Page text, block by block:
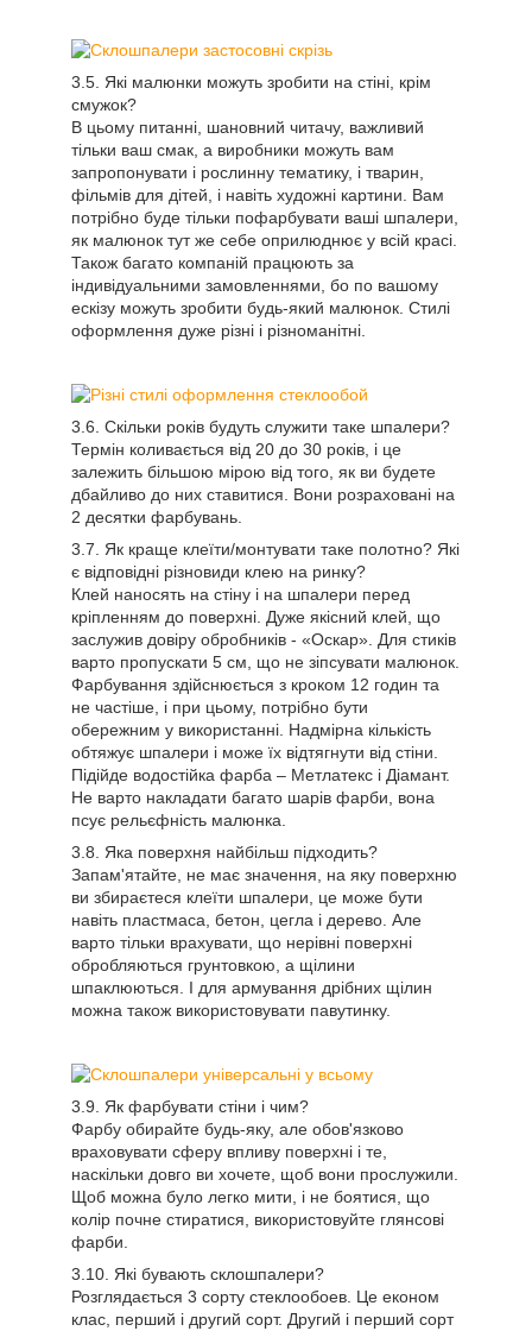
Які малюнки можуть зробити на стіні, крім
смужок?
В цьому питанні, шановний читачу, важливий
тільки ваш смак, а виробники можуть вам
запропонувати і рослинну тематику, і тварин,
фільмів для дітей, і навіть художні картини. Вам
потрібно буде тільки пофарбувати ваші шпалери,
як малюнок тут же себе оприлюднює у всій красі.
Також багато компаній працюють за
індивідуальними замовленнями, бо по вашому
ескізу можуть зробити будь-який малюнок. Стилі
оформлення дуже різні і різноманітні.
Скільки років будуть служити таке шпалери?
Термін коливається від 20 до 30 років, і це
залежить більшою мірою від того, як ви будете
дбайливо до них ставитися. Вони розраховані на
2 десятки фарбувань.
Як краще клеїти/монтувати таке полотно? Які
є відповідні різновиди клею на ринку?
Клей наносять на стіну і на шпалери перед
кріпленням до поверхні. Дуже якісний клей, що
заслужив довіру обробників - «Оскар». Для стиків
варто пропускати 5 см, що не зіпсувати малюнок.
Фарбування здійснюється з кроком 12 годин та
не частіше, і при цьому, потрібно бути
обережним у використанні. Надмірна кількість
обтяжує шпалери і може їх відтягнути від стіни.
Підійде водостійка фарба – Метлатекс і Діамант.
Не варто накладати багато шарів фарби, вона
псує рельєфність малюнка.
Яка поверхня найбільш підходить?
Запам'ятайте, не має значення, на яку поверхню
ви збираєтеся клеїти шпалери, це може бути
навіть пластмаса, бетон, цегла і дерево. Але
варто тільки врахувати, що нерівні поверхні
обробляються грунтовкою, а щілини
шпаклюються. І для армування дрібних щілин
можна також використовувати павутинку.
Як фарбувати стіни і чим?
Фарбу обирайте будь-яку, але обов'язково
враховувати сферу впливу поверхні і те,
наскільки довго ви хочете, щоб вони прослужили.
Щоб можна було легко мити, і не боятися, що
колір почне стиратися, використовуйте глянсові
фарби.
Які бувають склошпалери?
Розглядається 3 сорту стеклообоев. Це економ
клас, перший і другий сорт. Другий і перший сорт